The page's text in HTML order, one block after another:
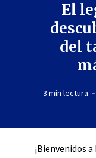
El
del
3 min lectura
¡Bienvenidos